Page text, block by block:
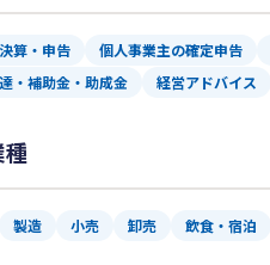
算・申告 個人事業主の確定申告
・補助金・助成金
経営アドバイス
製造 小売 卸売 飲食・宿泊